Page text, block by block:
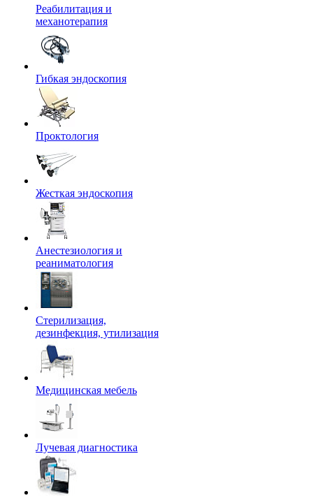
Реабилитация и
механотерапия
Гибкая эндоскопия
Проктология
Жесткая эндоскопия
Анестезиология и
реаниматология
Стерилизация,
дезинфекция, утилизация
Медицинская мебель
Лучевая диагностика